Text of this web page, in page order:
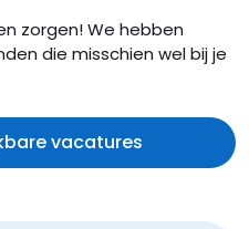
zorgen! We hebben
die misschien wel bij je
vacatures